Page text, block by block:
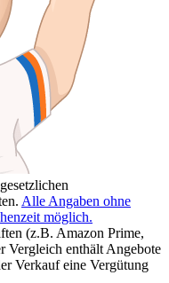
Alle Angaben ohne
möglich.
(z.B. Amazon Prime,
Vergleich enthält Angebote
Verkauf eine Vergütung